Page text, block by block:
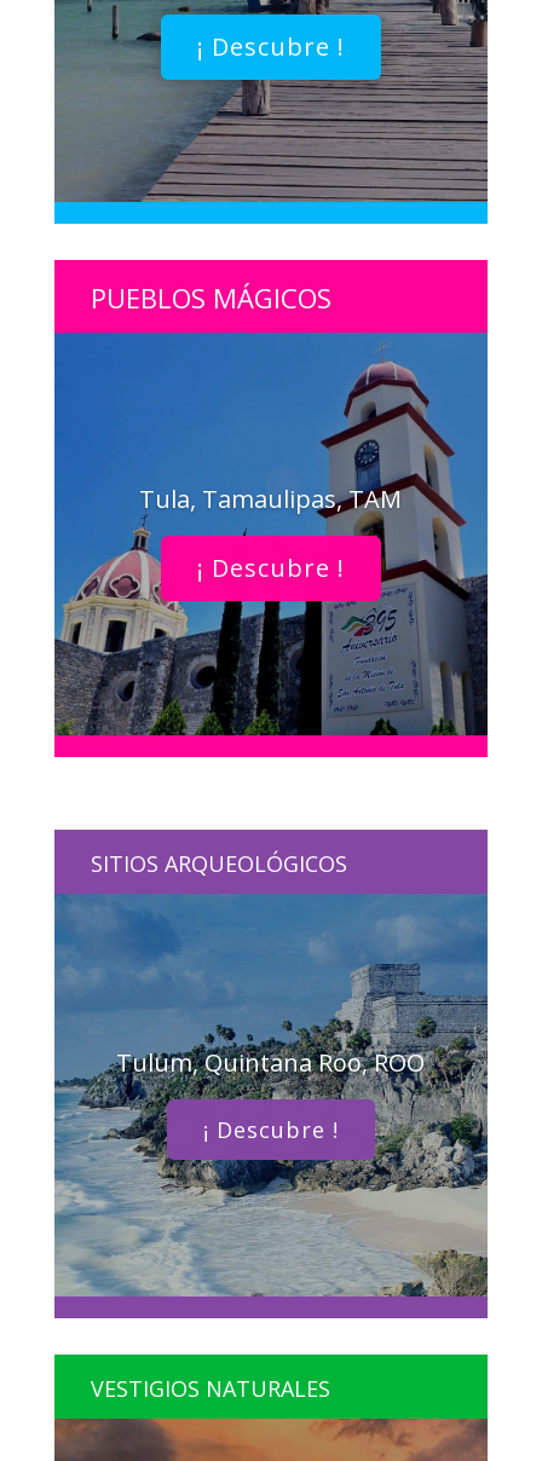
¡ Descubre !
PUEBLOS MÁGICOS
Tula, Tamaulipas, TAM
¡ Descubre !
SITIOS ARQUEOLÓGICOS
Tulum, Quintana Roo, ROO
¡ Descubre !
VESTIGIOS NATURALES